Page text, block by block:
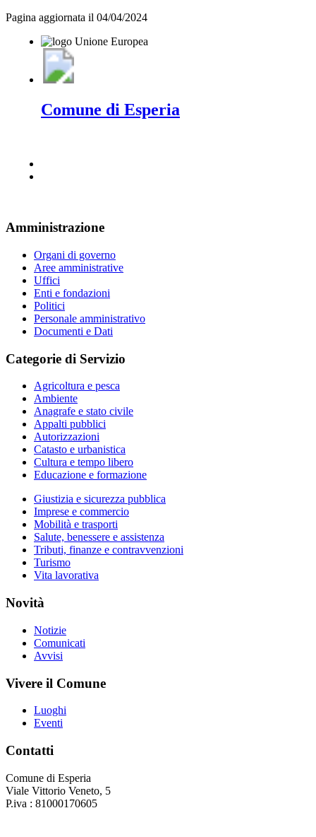
Pagina aggiornata il 04/04/2024
Comune di Esperia
Amministrazione
Organi di governo
Aree amministrative
Uffici
Enti e fondazioni
Politici
Personale amministrativo
Documenti e Dati
Categorie di Servizio
Agricoltura e pesca
Ambiente
Anagrafe e stato civile
Appalti pubblici
Autorizzazioni
Catasto e urbanistica
Cultura e tempo libero
Educazione e formazione
Giustizia e sicurezza pubblica
Imprese e commercio
Mobilità e trasporti
Salute, benessere e assistenza
Tributi, finanze e contravvenzioni
Turismo
Vita lavorativa
Novità
Notizie
Comunicati
Avvisi
Vivere il Comune
Luoghi
Eventi
Contatti
Comune di Esperia
Viale Vittorio Veneto, 5
P.iva : 81000170605